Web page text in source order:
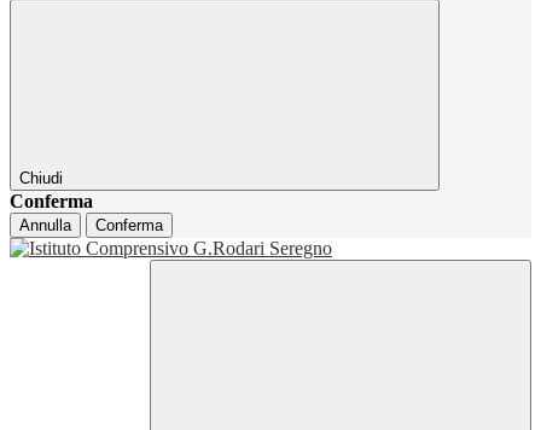
Chiudi
Conferma
Annulla Conferma